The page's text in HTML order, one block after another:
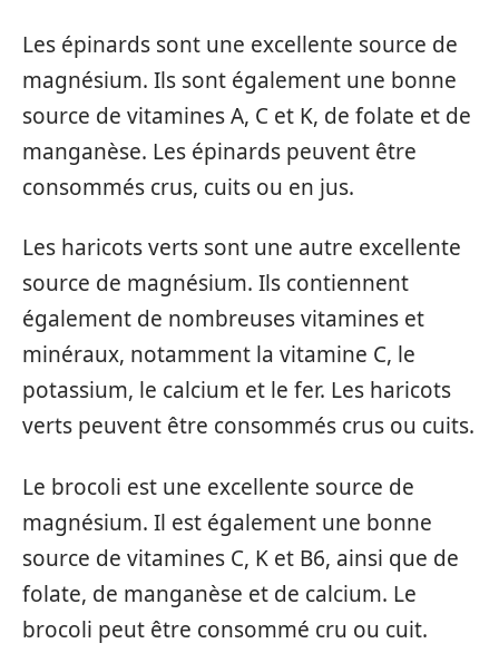
Les épinards sont une excellente source de
magnésium. Ils sont également une bonne
source de vitamines A, C et K, de folate et de
manganèse. Les épinards peuvent être
consommés crus, cuits ou en jus.
Les haricots verts sont une autre excellente
source de magnésium. Ils contiennent
également de nombreuses vitamines et
minéraux, notamment la vitamine C, le
potassium, le calcium et le fer. Les haricots
verts peuvent être consommés crus ou cuits.
Le brocoli est une excellente source de
magnésium. Il est également une bonne
source de vitamines C, K et B6, ainsi que de
folate, de manganèse et de calcium. Le
brocoli peut être consommé cru ou cuit.